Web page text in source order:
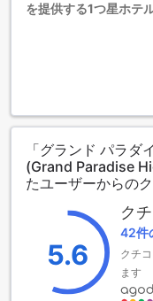
を提供する1つ星ホテ
タイピンの中心に位
テル タイピンは、旅
つ星ホテルは、全32
ながら快適な空間を
る方々にとって、便
いるため、安心して
チェックアウトは正
を楽しむことができま
いお知らせがありま
できるため、家族全
けます。グランド パ
で、心温まる滞在を
グランド パラダイス
「グランド パラダ
(Grand Paradise
たユーザーからの
5.6
ク
42件
クチ
ます